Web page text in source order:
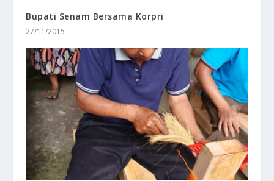
Bupati Senam Bersama Korpri
27/11/2015